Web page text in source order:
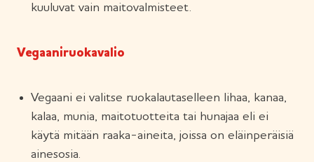
kuuluvat vain maitovalmisteet.
Vegaaniruokavalio
Vegaani ei valitse ruokalautaselleen lihaa, kanaa,
kalaa, munia, maitotuotteita tai hunajaa eli ei
käytä mitään raaka-aineita, joissa on eläinperäisiä
ainesosia.